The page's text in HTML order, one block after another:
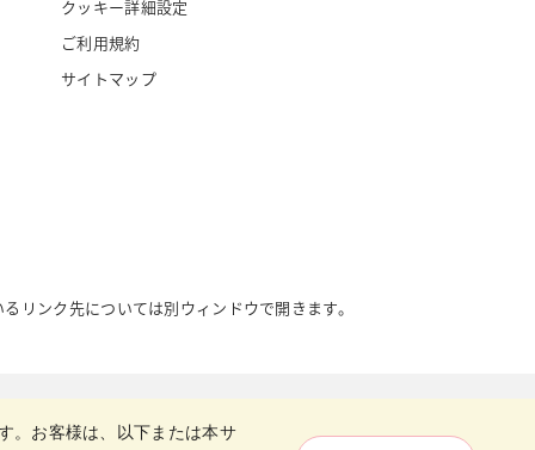
クッキー詳細設定
ご利用規約
サイトマップ
リンク先については別ウィンドウで開きます。
。お客様は、以下または本サ